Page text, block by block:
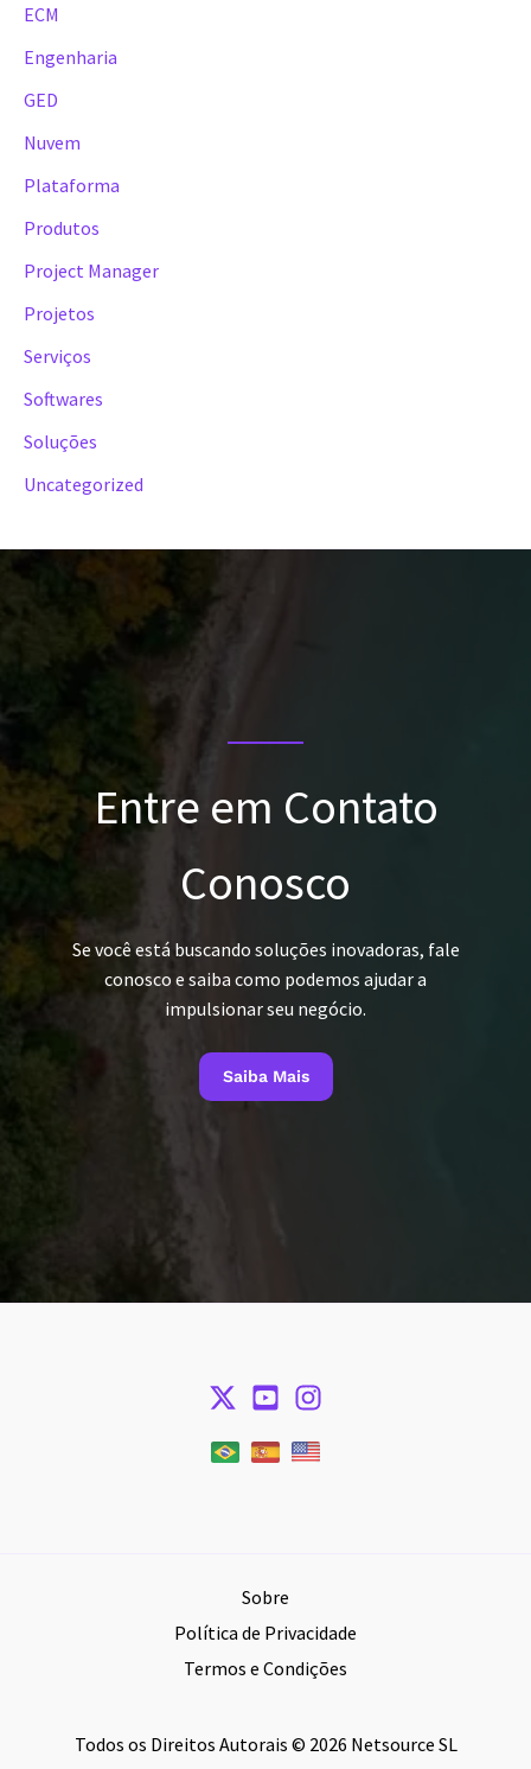
ECM
Engenharia
GED
Nuvem
Plataforma
Produtos
Project Manager
Projetos
Serviços
Softwares
Soluções
Uncategorized
Entre em Contato
Conosco
Se você está buscando soluções inovadoras, fale
conosco e saiba como podemos ajudar a
impulsionar seu negócio.
Saiba Mais
Sobre
Política de Privacidade
Termos e Condições
Todos os Direitos Autorais © 2026 Netsource SL